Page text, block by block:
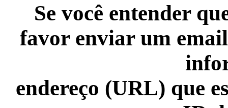
Se você entender
favor enviar um
endereço (URL) que